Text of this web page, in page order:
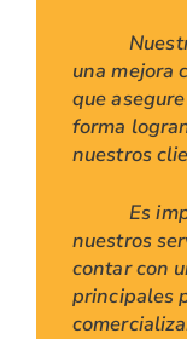
una mejora
que
forma
nuestros
Es
nuestros
contar con
principales